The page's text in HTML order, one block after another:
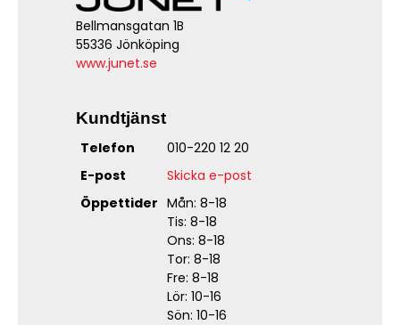
Bellmansgatan 1B
55336 Jönköping
www.junet.se
Kundtjänst
Telefon
010-220 12 20
E-post
Skicka e-post
Öppettider Mån: 8-18
Tis: 8-18
Ons: 8-18
Tor: 8-18
Fre: 8-18
Lör: 10-16
Sön: 10-16